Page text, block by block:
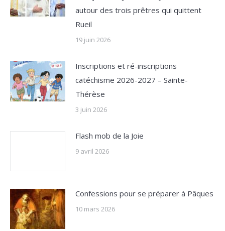
autour des trois prêtres qui quittent
Rueil
19 juin 2026
Inscriptions et ré-inscriptions
catéchisme 2026-2027 – Sainte-
Thérèse
3 juin 2026
Flash mob de la Joie
9 avril 2026
Confessions pour se préparer à Pâques
10 mars 2026